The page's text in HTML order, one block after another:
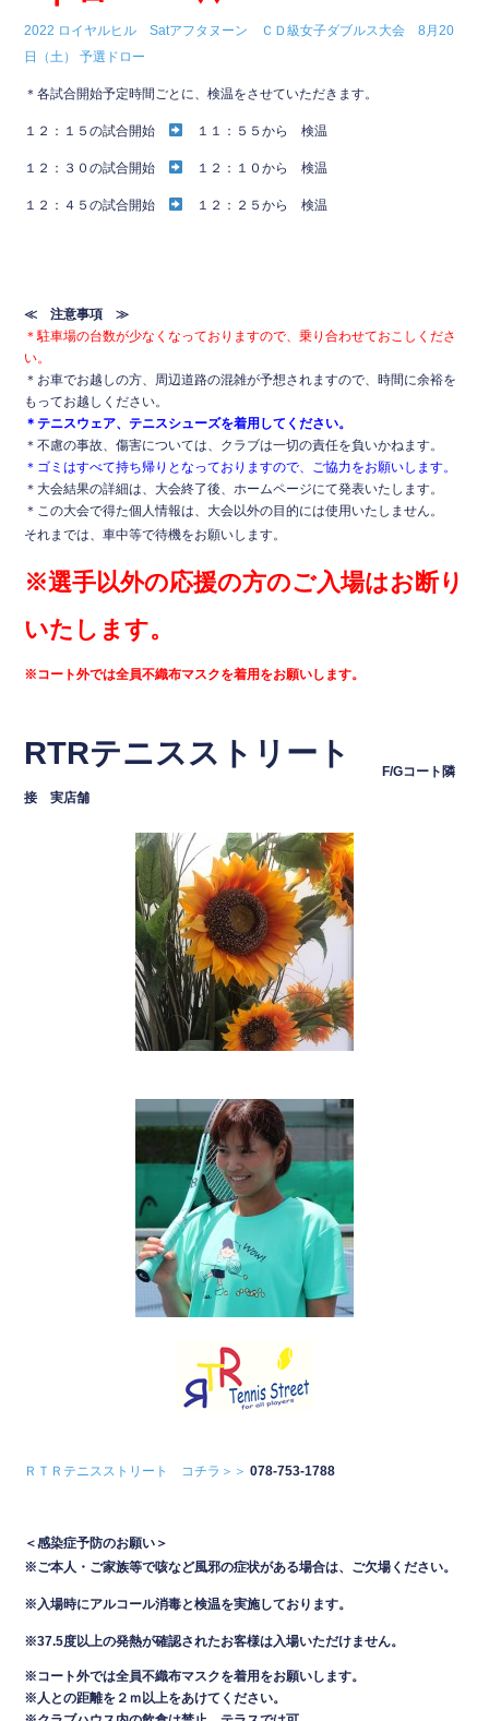
b
o
o
k
2022 ロイヤルヒル Satアフタヌーン ＣＤ級女子ダブルス大会 8月20
日（土） 予選ドロー
＊各試合開始予定時間ごとに、検温をさせていただきます。
１２：１５の試合開始 １１：５５から 検温
１２：３０の試合開始 １２：１０から 検温
１２：４５の試合開始 １２：２５から 検温
≪ 注意事項 ≫
＊駐車場の台数が少なくなっておりますので、乗り合わせておこしくださ
い。
＊お車でお越しの方、周辺道路の混雑が予想されますので、時間に余裕を
もってお越しください。
＊テニスウェア、テニスシューズを着用してください。
＊不慮の事故、傷害については、クラブは一切の責任を負いかねます。
＊ゴミはすべて持ち帰りとなっておりますので、ご協力をお願いします。
＊大会結果の詳細は、大会終了後、ホームページにて発表いたします。
＊この大会で得た個人情報は、大会以外の目的には使用いたしません。
それまでは、車中等で待機をお願いします。
※選手以外の応援の方のご入場はお断り
いたします。
※コート外では全員不織布マスクを着用をお願いします。
RTRテニスストリート
F/Gコート隣
接 実店舗
ＲＴＲテニスストリート コチラ＞＞ 078-753-1788
＜感染症予防のお願い＞
※ご本人・ご家族等で咳など風邪の症状がある場合は、ご欠場ください。
※入場時にアルコール消毒と検温を実施しております。
※37.5度以上の発熱が確認されたお客様は入場いただけません。
※コート外では全員不織布マスクを着用をお願いします。
※人との距離を２ｍ以上をあけてください。